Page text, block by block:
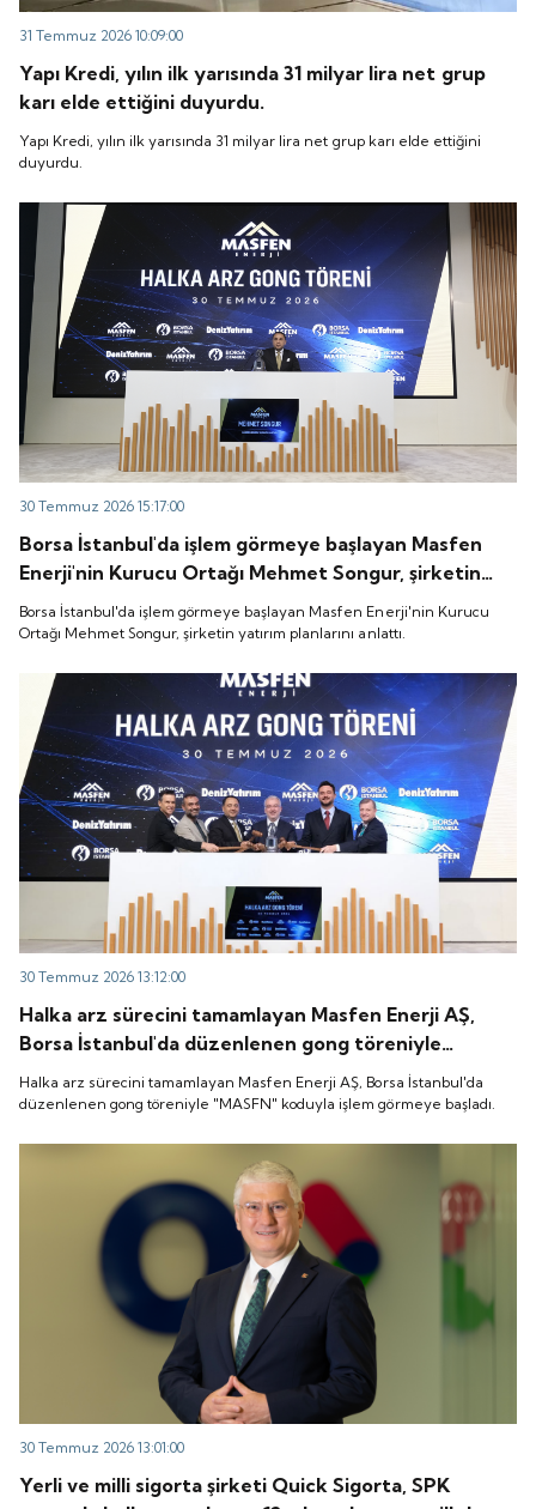
31 Temmuz 2026 10:09:00
Yapı Kredi, yılın ilk yarısında 31 milyar lira net grup
karı elde ettiğini duyurdu.
Yapı Kredi, yılın ilk yarısında 31 milyar lira net grup karı elde ettiğini
duyurdu.
30 Temmuz 2026 15:17:00
Borsa İstanbul'da işlem görmeye başlayan Masfen
Enerji'nin Kurucu Ortağı Mehmet Songur, şirketin
yatırım planlarını anlattı.
Borsa İstanbul'da işlem görmeye başlayan Masfen Enerji'nin Kurucu
Ortağı Mehmet Songur, şirketin yatırım planlarını anlattı.
30 Temmuz 2026 13:12:00
Halka arz sürecini tamamlayan Masfen Enerji AŞ,
Borsa İstanbul'da düzenlenen gong töreniyle
"MASFN" koduyla işlem görmeye başladı.
Halka arz sürecini tamamlayan Masfen Enerji AŞ, Borsa İstanbul'da
düzenlenen gong töreniyle "MASFN" koduyla işlem görmeye başladı.
30 Temmuz 2026 13:01:00
Yerli ve milli sigorta şirketi Quick Sigorta, SPK